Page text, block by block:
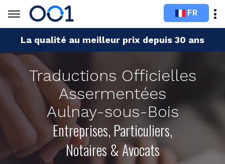
FR
La qualité au meilleur prix depuis 30 ans
Traductions Officielles
Assermentées
Aulnay-sous-Bois
Entreprises, Particuliers,
Notaires & Avocats